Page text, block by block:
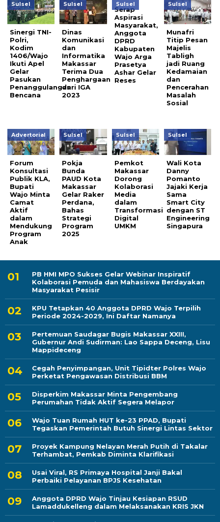
Sulsel
Sinergi TNI-
Polri,
Kodim
1406/Wajo
Ikuti Apel
Gelar
Pasukan
Penanggulangan
Bencana
Sulsel
Dinas
Komunikasi
dan
Informatika
Makassar
Terima Dua
Penghargaan
dari IGA
2023
Sulsel
Serap
Aspirasi
Masyarakat,
Anggota
DPRD
Kabupaten
Wajo Arga
Prasetya
Ashar Gelar
Reses
Sulsel
Munafri
Titip Pesan
Majelis
Tabligh
jadi Ruang
Kedamaian
dan
Pencerahan
Masalah
Sosial
Advertorial
Forum
Konsultasi
Publik KLA,
Bupati
Wajo Minta
Camat
Aktif
dalam
Mendukung
Program
Anak
Sulsel
Pokja
Bunda
PAUD Kota
Makassar
Gelar Raker
Perdana,
Bahas
Strategi
Program
2025
Sulsel
Pemkot
Makassar
Dorong
Kolaborasi
Media
dalam
Transformasi
Digital
UMKM
Sulsel
Wali Kota
Danny
Pomanto
Jajaki Kerja
Sama
Smart City
dengan ST
Engineering
Singapura
PB HMI MPO Sukses Gelar Webinar Inspiratif
Kolaborasi Pemuda dan Mahasiswa Berdayakan
Masyarakat Pesisir
KPU Tetapkan 40 Anggota DPRD Wajo Terpilih
Periode 2024-2029, Ini Daftar Namanya
Pertemuan Saudagar Bugis Makassar XXIII,
Gubernur Andi Sudirman: Lao Sappa Deceng, Lisu
Mappideceng
Cegah Penyimpangan, Unit Tipidter Polres Wajo
Perketat Pengawasan Distribusi BBM
Disperkim Makassar Minta Pengembang
Perumahan Tidak Aktif Segera Melapor
Wajo Tuan Rumah HUT ke-23 PPAD, Bupati
Tegaskan Pemerintah Butuh Sinergi Lintas Sektor
Proyek Kampung Nelayan Merah Putih di Takalar
Terhambat, Pemkab Diminta Klarifikasi
Usai Viral, RS Primaya Hospital Janji Bakal
Perbaiki Pelayanan BPJS Kesehatan
Anggota DPRD Wajo Tinjau Kesiapan RSUD
Lamaddukelleng dalam Melaksanakan KRIS JKN